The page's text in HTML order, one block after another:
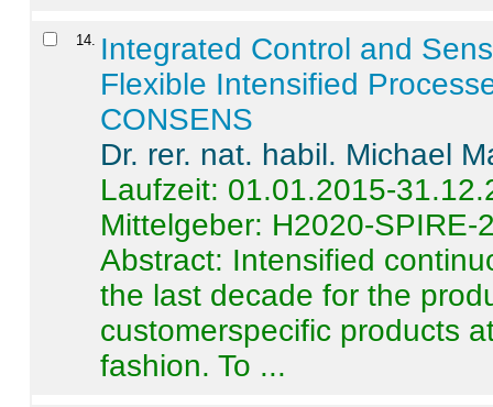
14
Integrated Control and
Flexible Intensified
CONSENS
Dr. rer. nat. habil. Michael
Laufzeit: 01.01.2015-
Mittelgeber: H2020-SPIRE-
Abstract: Intensified
the last decade for the
customerspecific products
fashion. To ...